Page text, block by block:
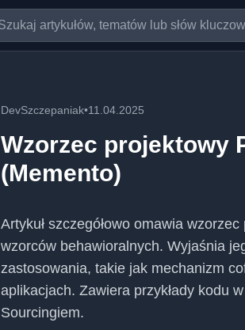
DevSzczepaniak•11.04.2025
Wzorzec projektowy
(Memento)
Artykuł szczegółowo omawia
wzorców behawioralnych. Wyjaśnia
zastosowania, takie jak mechanizm
aplikacjach. Zawiera przykłady kodu
Sourcingiem.